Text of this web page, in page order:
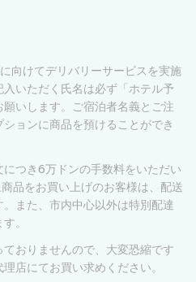
向けてデリバリーサービスを実施
いただく氏名は必ず「ホテル予
いします。ご宿泊者名義とご注
ョンに商品を預けることができ
つき6万ドンの手数料をいただい
品をお買い上げのお客様は、配送
また、市内中心以外は特別配達
。
おりませんので、大変恐縮です
店にてお買い求めください。